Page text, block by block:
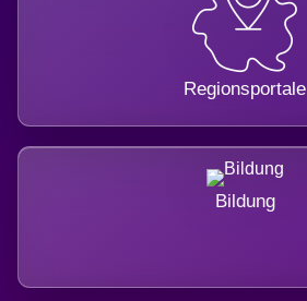
Regionsportale
Bildung